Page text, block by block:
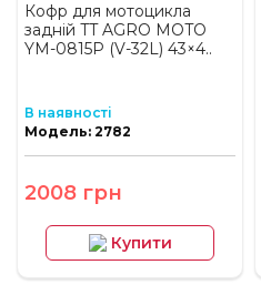
Кофр для мотоцикла
задній TT AGRO MOTO
YM-0815P (V-32L) 43×4..
В наявності
Модель: 2782
2008 грн
Купити